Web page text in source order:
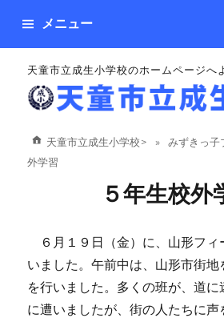
天童市立成生小学校のホームページへ
メニュー
天童市立成生小学校 > みずきっ子
外学習
５年生校外
６月１９日（金）に、山形フィ
いました。午前中は、山形市街地
を行いました。多くの班が、道
に遭いましたが、街の人たちに